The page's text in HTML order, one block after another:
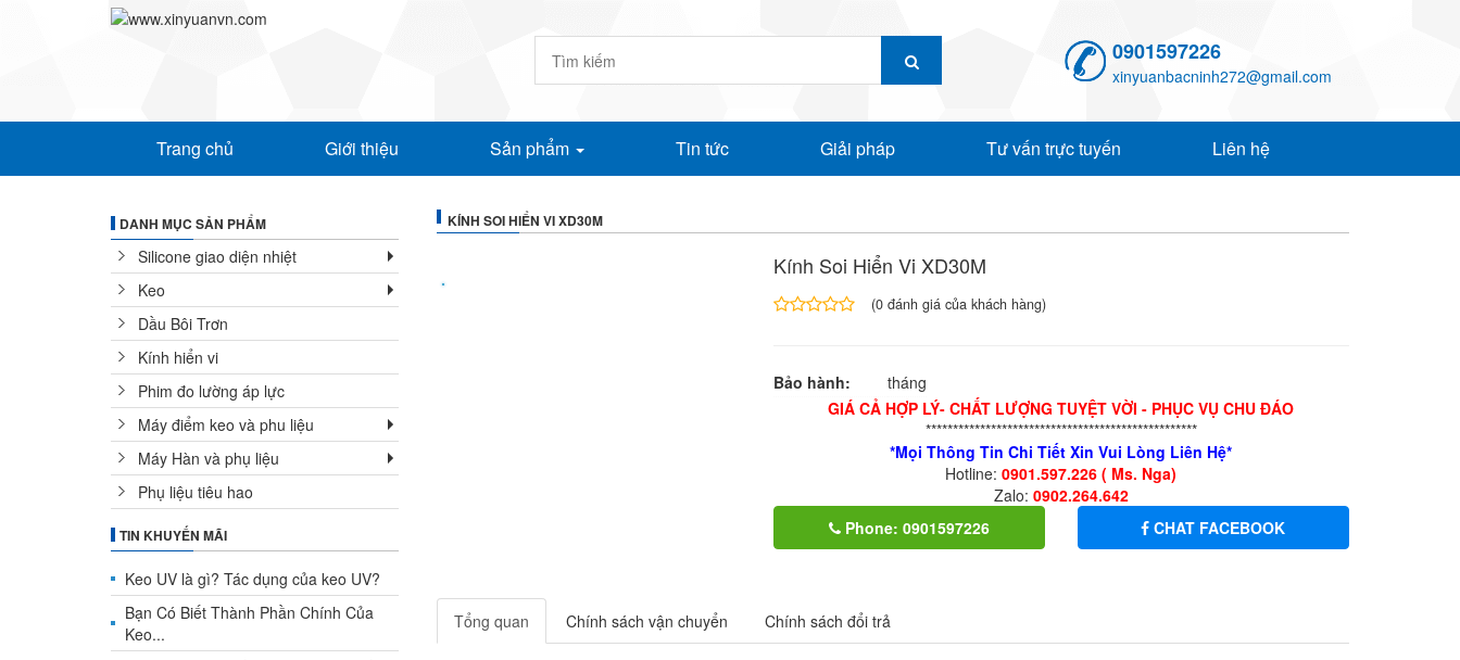
0901597226
xinyuanbacninh272@gmail.com
Trang chủ Giới thiệu Sản phẩm Tin tức Giải pháp Tư vấn trực tuyến Liên hệ
DANH MỤC SẢN PHẨM
Silicone giao diện nhiệt
Keo
Dầu Bôi Trơn
Kính hiển vi
Phim đo lường áp lực
Máy điểm keo và phu liệu
Máy Hàn và phụ liệu
Phụ liệu tiêu hao
TIN KHUYẾN MÃI
Keo UV là gì? Tác dụng của keo UV?
Bạn Có Biết Thành Phần Chính Của
Keo...
KÍNH SOI HIỂN VI XD30M
Kính Soi Hiển Vi XD30M
dựa
(0 đánh giá của khách hàng)
Bảo hành:
tháng
GIÁ CẢ HỢP LÝ- CHẤT LƯỢNG TUYỆT VỜI - PHỤC VỤ CHU ĐÁO
**************************************************
*Mọi Thông Tin Chi Tiết Xin Vui Lòng Liên Hệ*
Hotline:0901.597.226 ( Ms. Nga)
Zalo: 0902.264.642
Phone: 0901597226
CHAT FACEBOOK
Tổng quan Chính sách vận chuyển Chính sách đổi trả